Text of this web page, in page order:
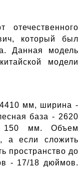
который был
Данная модель
модели
мм, ширина -
база - 2620
мм. Объем
а если сложить
пространство до
- 17/18 дюймов.